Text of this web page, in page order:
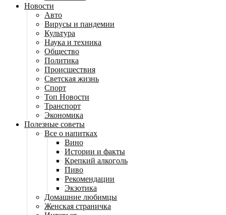
Новости
Авто
Вирусы и пандемии
Культура
Наука и техника
Общество
Политика
Происшествия
Светская жизнь
Спорт
Топ Новости
Транспорт
Экономика
Полезные советы
Все о напитках
Вино
Истории и факты
Крепкий алкоголь
Пиво
Рекомендации
Экзотика
Домашние любимцы
Женская страничка